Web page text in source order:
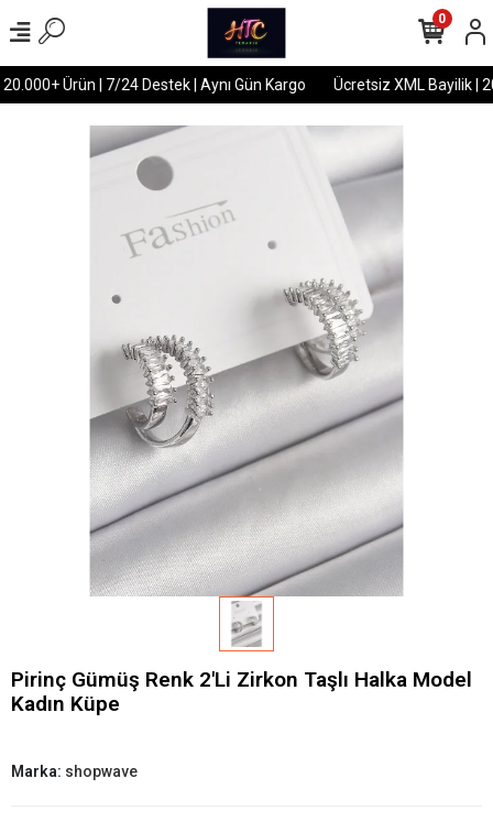
Ürün | 7/24 Destek | Aynı Gün Kargo Ücretsiz XML Bayilik |
0
Pirinç Gümüş Renk 2'Li Zirkon Taşlı Halka Model
Kadın Küpe
Marka: shopwave